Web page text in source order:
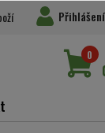
Přihlášení
0